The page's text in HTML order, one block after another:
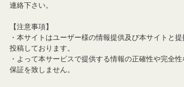
連絡下さい。
【注意事項】
・本サイトはユーザー様の情報提供及び本サイトと
投稿しております。
・よって本サービスで提供する情報の正確性や完全
保証を致しません。